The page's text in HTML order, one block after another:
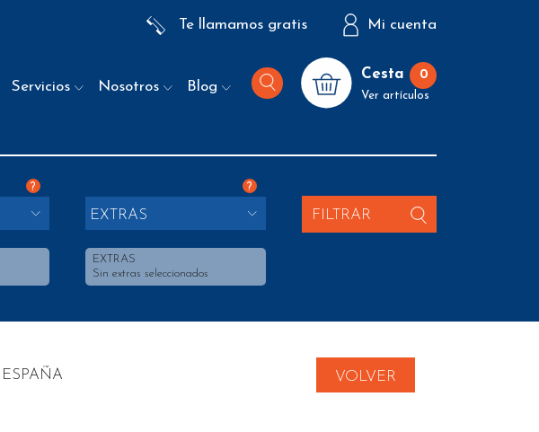
Te llamamos gratis Mi cuenta
Servicios Nosotros Blog
Cesta 0
Ver artículos
? ?
EXTRAS
EXTRAS
Sin extras seleccionados
FILTRAR
VOLVER